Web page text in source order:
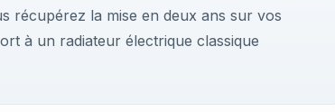
récupérez la mise en deux ans sur vos
à un radiateur électrique classique